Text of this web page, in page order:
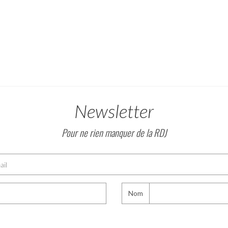
Newsletter
Pour ne rien manquer de la RDJ
Nom